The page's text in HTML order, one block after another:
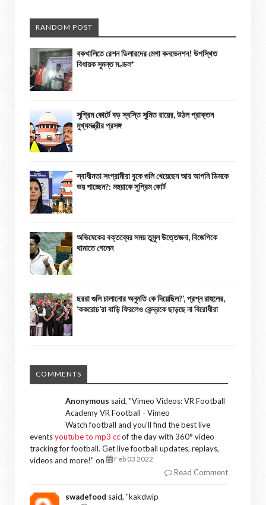
RANDOM POST
বকখালিতে রেশন ডিলারদের মেগা কনভেনশন! উপস্থিত
বিধায়ক সুমন্ত মণ্ডল*
সুপ্রিম কোর্টে বড় স্বস্তি সুমিত রায়ের, উঠল প্রাক্তন
মুখ্যমন্ত্রীর প্রসঙ্গ
স্বাধীনতা সংগ্রামীরা বুকে গুলি খেয়েছেন আর আপনি ডিমকে
ভয় পাচ্ছেন?: মহুয়াকে সুপ্রিম কোর্ট
অভিষেকের বক্তব্যের সময় তুমুল উত্তেজনা, বিজেপিকে
থামাতে গেলেন
ছররা গুলি চালানোর অনুমতি কে দিয়েছিল?’, প্রশ্ন রাহুলের,
‘ককরোচ’রা বাড়ি ফিরলেও কেন্দ্রকে ছাড়ছে না বিরোধীরা
COMMENTS
Anonymous said, "Vimeo Videos: VR Football
Academy VR Football - Vimeo
Watch football and you'll find the best live
eventsyoutube to mp3 ccof the day with 360° video
tracking for football. Get live football updates, replays,
videos and more!" on Feb 03 2022
Read Comment
swadefood said, "kakdwip